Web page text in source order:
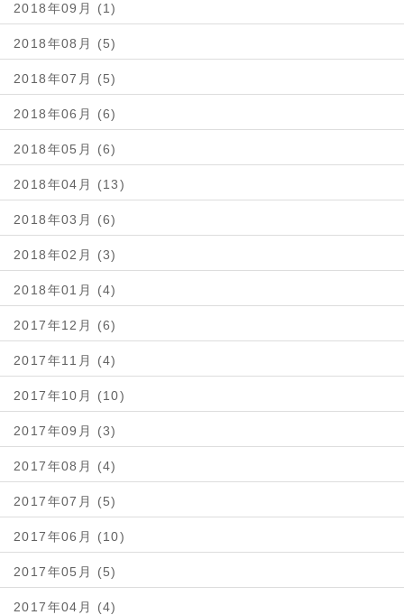
2018年09月 (1)
2018年08月 (5)
2018年07月 (5)
2018年06月 (6)
2018年05月 (6)
2018年04月 (13)
2018年03月 (6)
2018年02月 (3)
2018年01月 (4)
2017年12月 (6)
2017年11月 (4)
2017年10月 (10)
2017年09月 (3)
2017年08月 (4)
2017年07月 (5)
2017年06月 (10)
2017年05月 (5)
2017年04月 (4)